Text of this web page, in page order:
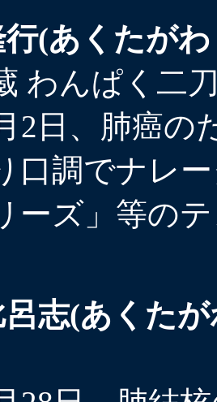
(あくたが
わんぱく二
2日、肺癌の
口調でナレ
ーズ」等の
志(あくた